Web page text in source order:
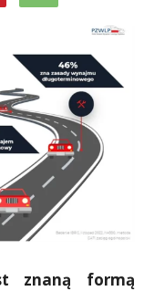
znaną formą